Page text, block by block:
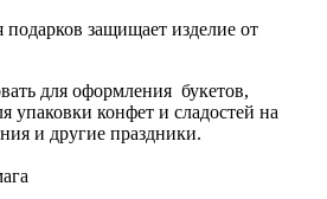
подарков защищает изделие от
для оформления букетов,
упаковки конфет и сладостей на
и другие праздники.